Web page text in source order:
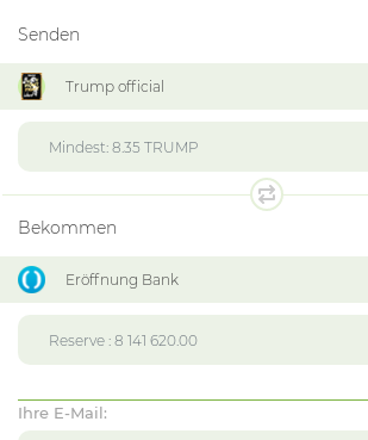
Senden
Trump official
Bekommen
Eröffnung Bank
Ihre E-Mail: